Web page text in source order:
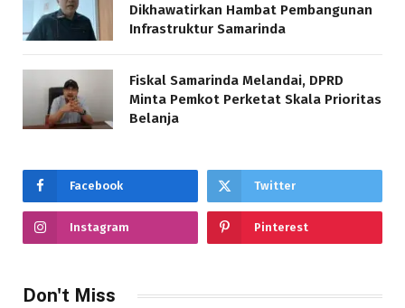
Dikhawatirkan Hambat Pembangunan
Infrastruktur Samarinda
Fiskal Samarinda Melandai, DPRD
Minta Pemkot Perketat Skala Prioritas
Belanja
Facebook Twitter
Instagram Pinterest
Don't Miss